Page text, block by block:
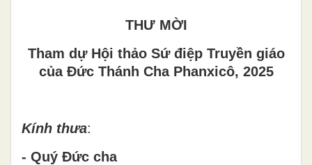
THƯ MỜI
Tham dự Hội thảo Sứ điệp Truyền giáo
của Đức Thánh Cha Phanxicô, 2025
Kính thưa:
- Quý Đức cha